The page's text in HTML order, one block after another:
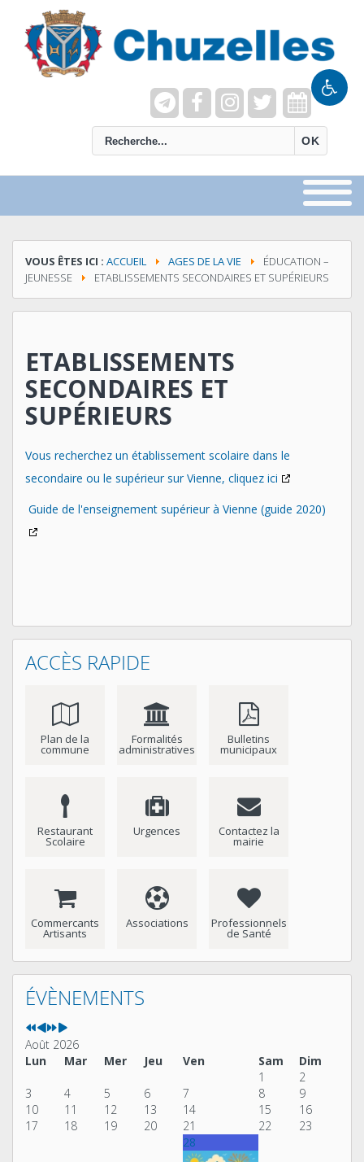
OK
VOUS ÊTES ICI : ACCUEIL AGES DE LA VIE
ÉDUCATION –
JEUNESSE
ETABLISSEMENTS SECONDAIRES ET SUPÉRIEURS
ETABLISSEMENTS
SECONDAIRES ET
SUPÉRIEURS
Vous recherchez un établissement scolaire dans le
secondaire ou le supérieur sur Vienne, cliquez ici
Guide de l'enseignement supérieur à Vienne (guide 2020)
ACCÈS RAPIDE
Plan de la
commune
Formalités
administratives
Bulletins
municipaux
Restaurant
Scolaire
Urgences Contactez la
mairie
Commercants
Artisants
Associations Professionnels
de Santé
ÉVÈNEMENTS
Année
précédente
Mois
précédent
Année
suivante
Mois
suivant
Août 2026
Lun
Mar Mer Jeu Ven Sam
Dim
1
2
3
4 5 6 7 8
9
10
11 12 13 14 15
16
17
18 19 20 21 22 23
28